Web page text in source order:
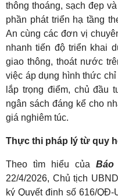
thông thoáng, sạch đẹp
phần phát triển hạ tầng
An cùng các đơn vị
nhanh tiến độ triển khai
giao thông, thoát nước
việc áp dụng hình thức
lắp trọng điểm, chủ đầu
ngân sách đáng kể cho
giá nghiêm túc.
Thực thi pháp lý từ quy
Theo tìm hiểu của
22/4/2026, Chủ tịch
ký Quyết định số 616/